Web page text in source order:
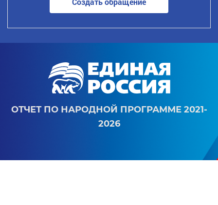
ОТЧЕТ ПО НАРОДНОЙ ПРОГРАММЕ 2021-
2026